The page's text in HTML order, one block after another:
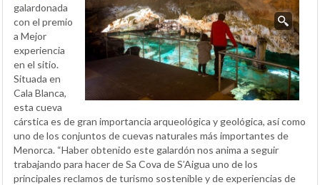
galardonada
con el premio
a Mejor
experiencia
en el sitio.
Situada en
Cala Blanca,
esta cueva
cárstica es de gran importancia arqueológica y geológica, así como
uno de los conjuntos de cuevas naturales más importantes de
Menorca. “Haber obtenido este galardón nos anima a seguir
trabajando para hacer de Sa Cova de S’Aigua uno de los
principales reclamos de turismo sostenible y de experiencias de